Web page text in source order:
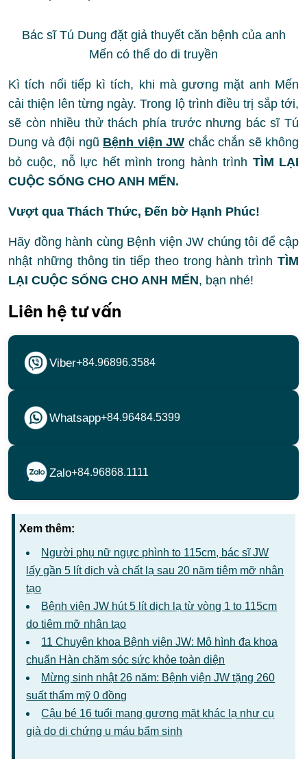
Bác sĩ Tú Dung đặt giả thuyết căn bệnh của anh
Mến có thể do di truyền
Kì tích nối tiếp kì tích, khi mà gương mặt anh Mến
cải thiện lên từng ngày. Trong lộ trình điều trị sắp tới,
sẽ còn nhiều thử thách phía trước nhưng bác sĩ Tú
Dung và đội ngũ Bệnh viện JW chắc chắn sẽ không
bỏ cuộc, nỗ lực hết mình trong hành trình TÌM LẠI
CUỘC SỐNG CHO ANH MẾN.
Vượt qua Thách Thức, Đến bờ Hạnh Phúc!
Hãy đồng hành cùng Bệnh viện JW chúng tôi để cập
nhật những thông tin tiếp theo trong hành trình TÌM
LẠI CUỘC SỐNG CHO ANH MẾN, bạn nhé!
Liên hệ tư vấn
Viber+84.96896.3584
Whatsapp+84.96484.5399
Zalo+84.96868.1111
Xem thêm:
Người phụ nữ ngực phình to 115cm, bác sĩ JW
lấy gần 5 lít dịch và chất lạ sau 20 năm tiêm mỡ nhân
tạo
Bệnh viện JW hút 5 lít dịch lạ từ vòng 1 to 115cm
do tiêm mỡ nhân tạo
11 Chuyên khoa Bệnh viện JW: Mô hình đa khoa
chuẩn Hàn chăm sóc sức khỏe toàn diện
Mừng sinh nhật 26 năm: Bệnh viện JW tặng 260
suất thẩm mỹ 0 đồng
Cậu bé 16 tuổi mang gương mặt khác lạ như cụ
già do di chứng u máu bẩm sinh